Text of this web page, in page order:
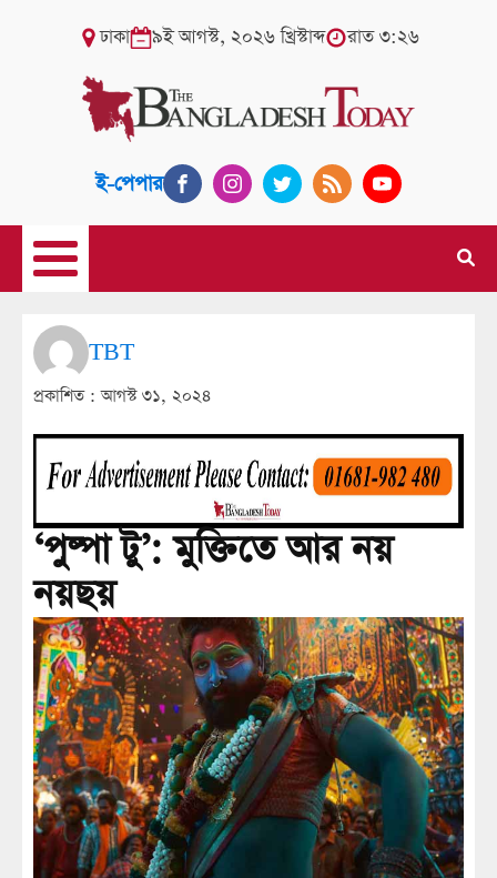
ঢাকা ৯ই আগস্ট, ২০২৬ খ্রিস্টাব্দ রাত ৩:২৬
ই-পেপার
TBT
প্রকাশিত :আগস্ট ৩১, ২০২৪
‘পুষ্পা টু’: মুক্তিতে আর নয়
নয়ছয়